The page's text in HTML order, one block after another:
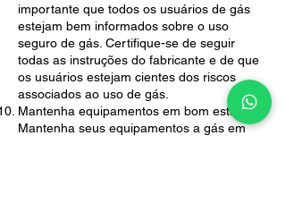
importante que todos os usuários de gás
estejam bem informados sobre o uso
seguro de gás. Certifique-se de seguir
todas as instruções do fabricante e de que
os usuários estejam cientes dos riscos
associados ao uso de gás.
Mantenha equipamentos em bom estado:
Mantenha seus equipamentos a gás em